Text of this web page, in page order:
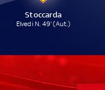
Stoccarda
Elvedi N. 49' (Aut.)